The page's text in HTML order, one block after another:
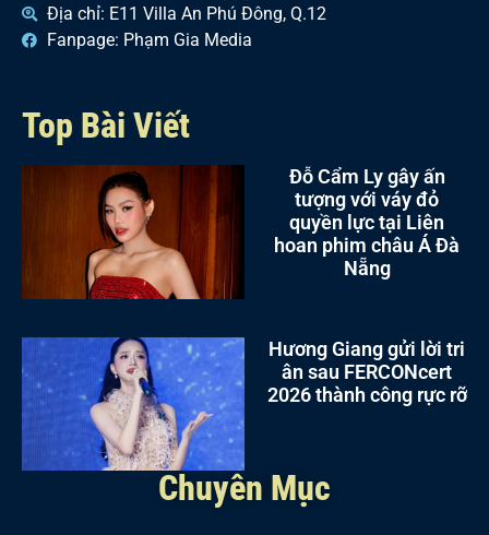
Địa chỉ: E11 Villa An Phú Đông, Q.12
Fanpage: Phạm Gia Media
Top Bài Viết
Đỗ Cẩm Ly gây ấn
tượng với váy đỏ
quyền lực tại Liên
hoan phim châu Á Đà
Nẵng
Hương Giang gửi lời tri
ân sau FERCONcert
2026 thành công rực rỡ
Chuyên Mục